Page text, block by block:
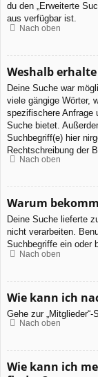
du den „Erweiterte
aus verfügbar ist.
Nach oben
Weshalb
Deine Suche war
viele gängige Wörter,
spezifischere Anfrage
Suche bietet.
Suchbegriff(e) hier
Rechtschreibung der
Nach oben
Warum
Deine Suche lieferte
nicht verarbeiten.
Suchbegriffe ein oder
Nach oben
Wie kann ich
Gehe zur
Nach oben
Wie kann ich